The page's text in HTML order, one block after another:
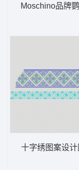
Moschino品牌
十字绣图案设计